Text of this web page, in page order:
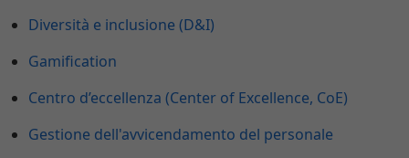
Diversità e inclusione (D&I)
Gamification
Centro d’eccellenza (Center of Excellence, CoE)
Gestione dell'avvicendamento del personale